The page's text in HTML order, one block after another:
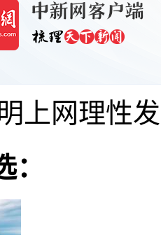
上网理性